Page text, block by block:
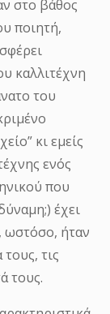
στο βάθος
ποιητή,
καλλιτέχνη
του
κι εμείς
ενός
που
έχει
ήταν
τις
τους.